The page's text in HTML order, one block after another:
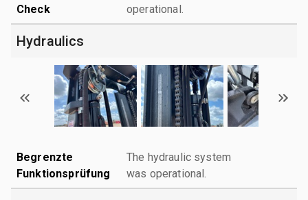
Check
operational.
Hydraulics
Begrenzte
Funktionsprüfung
The hydraulic system
was operational.